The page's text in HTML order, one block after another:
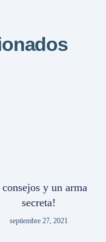
consejos y un arma
secreta!
septiembre 27, 2021